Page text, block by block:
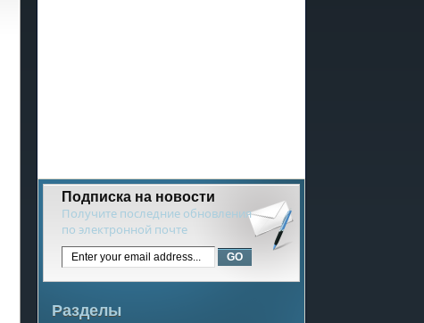
Подписка на новости
Получите последние обновления
по электронной почте
Разделы